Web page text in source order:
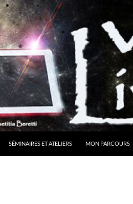
SÉMINAIRES ET ATELIERS MON PARCOURS